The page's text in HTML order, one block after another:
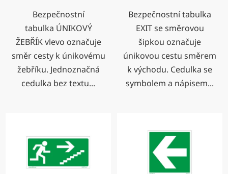
Bezpečnostní
tabulka ÚNIKOVÝ
ŽEBŘÍK vlevo označuje
směr cesty k únikovému
žebříku. Jednoznačná
cedulka bez textu...
Bezpečnostní tabulka
EXIT se směrovou
šipkou označuje
únikovou cestu směrem
k východu. Cedulka se
symbolem a nápisem...